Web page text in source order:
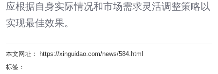
应根据自身实际情况和市场需求灵活调整策略以
实现最佳效果。
本文网址： https://xinguidao.com/news/584.html
标签：